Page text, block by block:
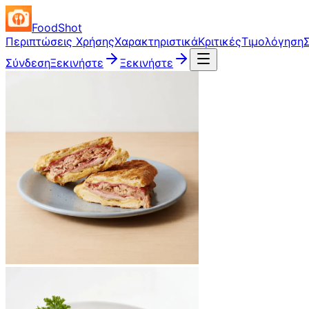
FoodShot
Περιπτώσεις ΧρήσηςΧαρακτηριστικάΚριτικέςΤιμολόγηση
ΣύνδεσηΞεκινήστε Ξεκινήστε